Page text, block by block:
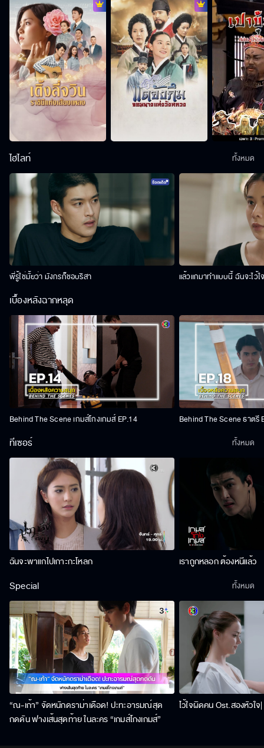
ไฮไลท์
พี่รู้ใช่มั้ยว่า มังกรก็ชอบริสา แล้วแกมาทำแบบนี้ ฉันจะไว้ใ
ทั้งหมด
เบื้องหลังฉากหลุด
Behind The Scene เกมส์โกงเกมส์ EP.14 Behind The Scene ธาตรี
ทีเซอร์
ฉันจะพาแกไปเกาะกะโหลก เราถูกหลอก ต้องหนีแล้ว
ทั้งหมด
Special
“ณ-เก้า” จัดหนักดราม่าเดือด! ปะทะอารมณ์สุด
กดดัน ฟางเส้นสุดท้าย ในละคร “เกมส์โกงเกมส์”
ไว้ใจผิดคน Ost.สองหัวใ
ทั้งหมด